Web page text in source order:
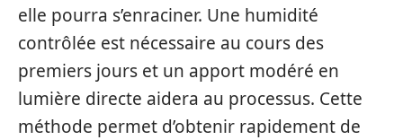
elle pourra s’enraciner. Une humidité
contrôlée est nécessaire au cours des
premiers jours et un apport modéré en
lumière directe aidera au processus. Cette
méthode permet d’obtenir rapidement de